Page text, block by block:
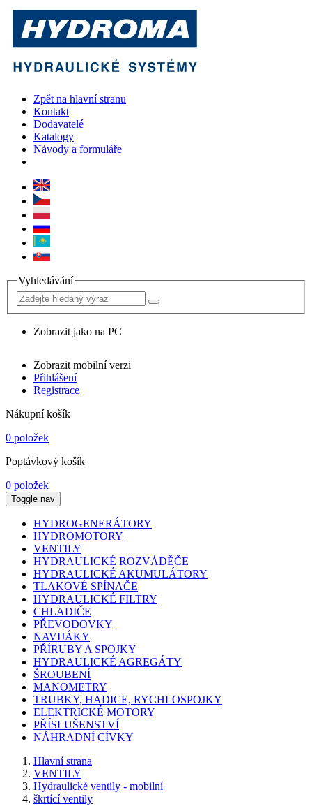
Zpět na hlavní stranu
Kontakt
Dodavatelé
Katalogy
Návody a formuláře
Vyhledávání
Zobrazit jako na PC
Zobrazit mobilní verzi
Přihlášení
Registrace
Nákupní košík
0 položek
Poptávkový košík
0 položek
Toggle nav
HYDROGENERÁTORY
HYDROMOTORY
VENTILY
HYDRAULICKÉ ROZVÁDĚČE
HYDRAULICKÉ AKUMULÁTORY
TLAKOVÉ SPÍNAČE
HYDRAULICKÉ FILTRY
CHLADIČE
PŘEVODOVKY
NAVIJÁKY
PŘÍRUBY A SPOJKY
HYDRAULICKÉ AGREGÁTY
ŠROUBENÍ
MANOMETRY
TRUBKY, HADICE, RYCHLOSPOJKY
ELEKTRICKÉ MOTORY
PŘÍSLUŠENSTVÍ
NÁHRADNÍ CÍVKY
Hlavní strana
VENTILY
Hydraulické ventily - mobilní
škrtící ventily